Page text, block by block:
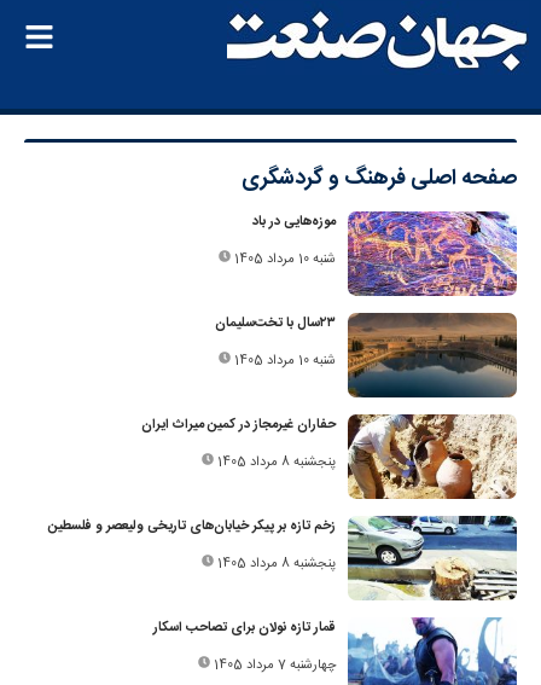
صفحه اصلیفرهنگ و گردشگری
موزه‌هایی در باد
شنبه 10 مرداد 1405
۲۳سال با تخت‌سلیمان
شنبه 10 مرداد 1405
حفاران غیرمجاز در کمین میراث ایران
پنجشنبه 8 مرداد 1405
زخم تازه بر پیکر خیابان‌های تاریخی ولیعصر و فلسطین
پنجشنبه 8 مرداد 1405
قمار تازه نولان برای تصاحب اسکار
چهارشنبه 7 مرداد 1405